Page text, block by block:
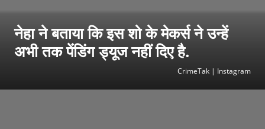
नेहा ने बताया कि इस शो के मेकर्स ने उन्हें
अभी तक पेंडिंग ड्यूज नहीं दिए है.
CrimeTak | Instagram